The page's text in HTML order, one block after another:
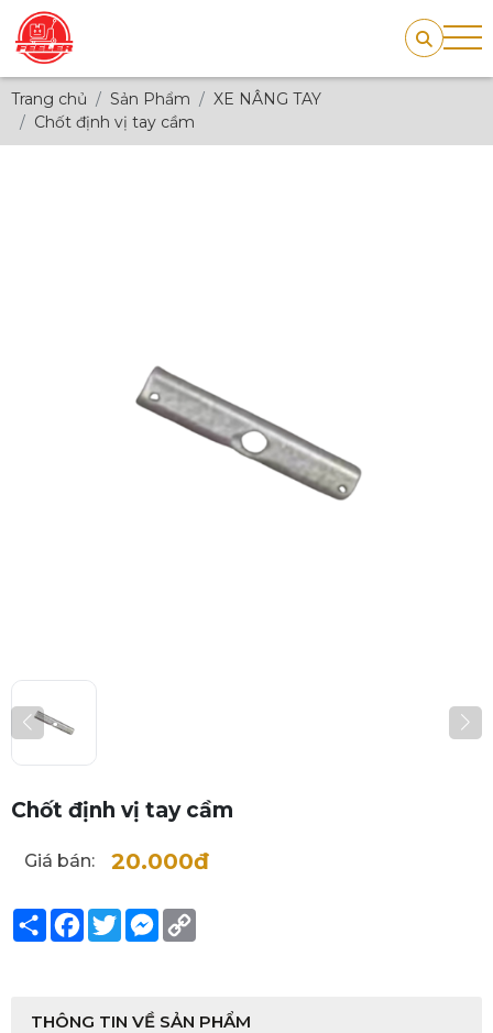
Trang chủ Sản Phẩm
XE NÂNG TAY
Chốt định vị tay cầm
Chốt định vị tay cầm
Giá bán: 20.000đ
ShareFacebook
TwitterMessenger
THÔNG TIN VỀ SẢN PHẨM